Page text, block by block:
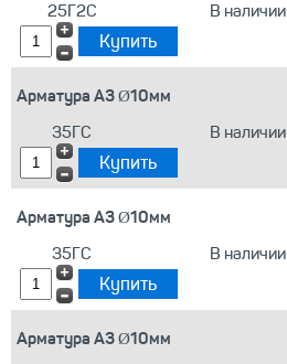
25Г2С
В наличии
Арматура А3 Ø10мм
35ГС
В наличии
Арматура А3 Ø10мм
35ГС
В наличии
Арматура А3 Ø10мм